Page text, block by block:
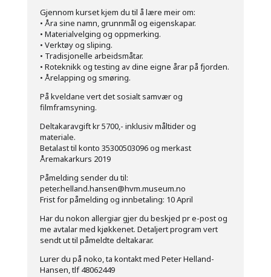
Gjennom kurset kjem du til å lære meir om:
• Åra sine namn, grunnmål og eigenskapar.
• Materialvelging og oppmerking.
• Verktøy og sliping.
• Tradisjonelle arbeidsmåtar.
• Roteknikk og testing av dine eigne årar på fjorden.
• Årelapping og smøring.
På kveldane vert det sosialt samvær og
filmframsyning.
Deltakaravgift kr 5700,- inklusiv måltider og
materiale.
Betalast til konto 35300503096 og merkast
Åremakarkurs 2019
Påmelding sender du til:
peter.helland.hansen@hvm.museum.no
Frist for påmelding og innbetaling: 10 April
Har du nokon allergiar gjer du beskjed pr e-post og
me avtalar med kjøkkenet. Detaljert program vert
sendt ut til påmeldte deltakarar.
Lurer du på noko, ta kontakt med Peter Helland-
Hansen, tlf 48062449